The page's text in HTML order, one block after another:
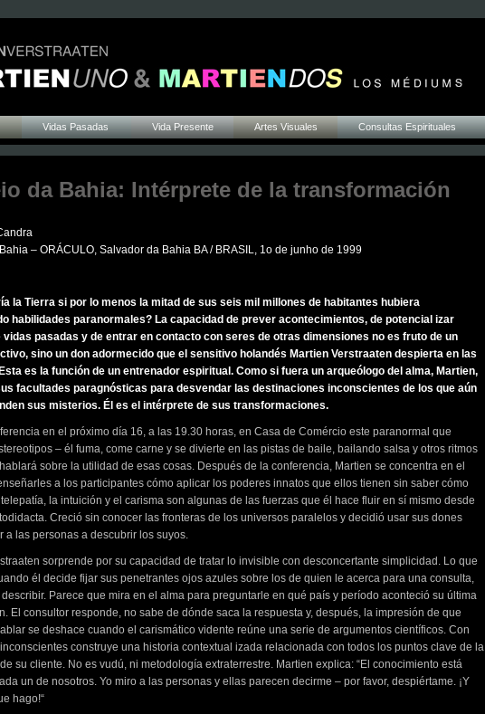
Vidas Pasadas Vida Presente Artes Visuales Consultas Espirituales
da Bahia: Intérprete de la transformación
– ORÁCULO, Salvador da Bahia BA / BRASIL, 1o de junho de 1999
la Tierra si por lo menos la mitad de sus seis mil millones de habitantes hubiera
habilidades paranormales? La capacidad de prever acontecimientos, de potencial izar
vidas pasadas y de entrar en contacto con seres de otras dimensiones no es fruto de un
sino un don adormecido que el sensitivo holandés Martien Verstraaten despierta en las
es la función de un entrenador espiritual. Como si fuera un arqueólogo del alma, Martien,
facultades paragnósticas para desvendar las destinaciones inconscientes de los que aún
sus misterios. Él es el intérprete de sus transformaciones.
en el próximo día 16, a las 19.30 horas, en Casa de Comércio este paranormal que
– él fuma, come carne y se divierte en las pistas de baile, bailando salsa y otros ritmos
sobre la utilidad de esas cosas. Después de la conferencia, Martien se concentra en el
a los participantes cómo aplicar los poderes innatos que ellos tienen sin saber cómo
la intuición y el carisma son algunas de las fuerzas que él hace fluir en sí mismo desde
Creció sin conocer las fronteras de los universos paralelos y decidió usar sus dones
a las personas a descubrir los suyos.
sorprende por su capacidad de tratar lo invisible con desconcertante simplicidad. Lo que
él decide fijar sus penetrantes ojos azules sobre los de quien le acerca para una consulta,
Parece que mira en el alma para preguntarle en qué país y período aconteció su última
El consultor responde, no sabe de dónde saca la respuesta y, después, la impresión de que
se deshace cuando el carismático vidente reúne una serie de argumentos científicos. Con
construye una historia contextual izada relacionada con todos los puntos clave de la
su cliente. No es vudú, ni metodología extraterrestre. Martien explica: “El conocimiento está
un de nosotros. Yo miro a las personas y ellas parecen decirme – por favor, despiértame. ¡Y
hago!“